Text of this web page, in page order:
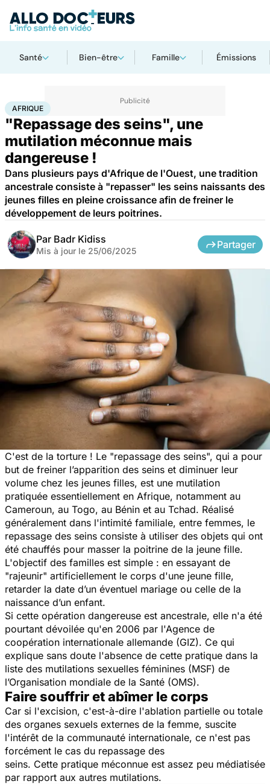
Santé Bien-être Famille Émissions
AccueilSanté
AFRIQUE
"Repassage des seins", une
mutilation méconnue mais
dangereuse !
Dans plusieurs pays d'Afrique de l'Ouest, une tradition
ancestrale consiste à "repasser" les seins naissants des
jeunes filles en pleine croissance afin de freiner le
développement de leurs poitrines.
Par Badr Kidiss
Mis à jour le 25/06/2025
Partager
C'est de la torture ! Le "repassage des seins", qui a pour
but de freiner l’apparition des seins et diminuer leur
volume chez les jeunes filles, est une mutilation
pratiquée essentiellement en Afrique, notamment au
Cameroun, au Togo, au Bénin et au Tchad. Réalisé
généralement dans l'intimité familiale, entre femmes, le
repassage des seins consiste à utiliser des objets qui ont
été chauffés pour masser la poitrine de la jeune fille.
L'objectif des familles est simple : en essayant de
"rajeunir" artificiellement le corps d'une jeune fille,
retarder la date d’un éventuel mariage ou celle de la
naissance d’un enfant.
Si cette opération dangereuse est ancestrale, elle n'a été
pourtant dévoilée qu'en 2006 par l'Agence de
coopération internationale allemande (GIZ). Ce qui
explique sans doute l'absence de cette pratique dans la
liste des mutilations sexuelles féminines (MSF) de
l’Organisation mondiale de la Santé (OMS).
Faire souffrir et abîmer le corps
Car si l'excision, c'est-à-dire l'ablation partielle ou totale
des organes sexuels externes de la femme, suscite
l'intérêt de la communauté internationale, ce n'est pas
forcément le cas du repassage des
seins. Cette pratique méconnue est assez peu médiatisée
par rapport aux autres mutilations.